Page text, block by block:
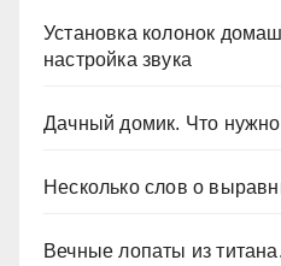
Установка колонок
настройка звука
Дачный домик. Что нужно
Несколько слов о
Вечные лопаты из